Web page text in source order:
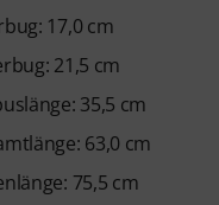
17,0 cm
21,5 cm
35,5 cm
63,0 cm
75,5 cm